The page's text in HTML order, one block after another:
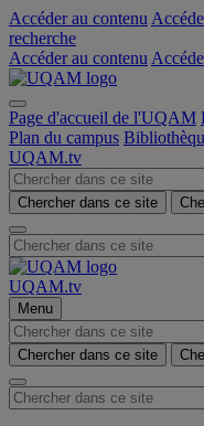
Accéder au contenu
recherche
Accéder au contenu
Page d'accueil de l'UQAM
Plan du campus
UQAM.tv
Chercher dans ce site
UQAM.tv
Menu
Chercher dans ce site